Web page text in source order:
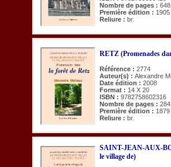
Nombre de pages : 648
Première édition : 1905
Reliure : br.
RETZ (Promenades
Référence : 2774
Auteur(s) : Alexandre
Date édition : 2008
Format : 14 X 20
ISBN : 9782758602316
Nombre de pages : 284
Première édition : 1879
Reliure : br.
SAINT-JEAN-AUX-
le village de)